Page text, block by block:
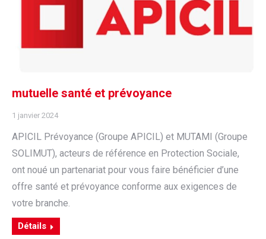
mutuelle santé et prévoyance
1 janvier 2024
APICIL Prévoyance (Groupe APICIL) et MUTAMI (Groupe
SOLIMUT), acteurs de référence en Protection Sociale,
ont noué un partenariat pour vous faire bénéficier d’une
offre santé et prévoyance conforme aux exigences de
votre branche.
Détails